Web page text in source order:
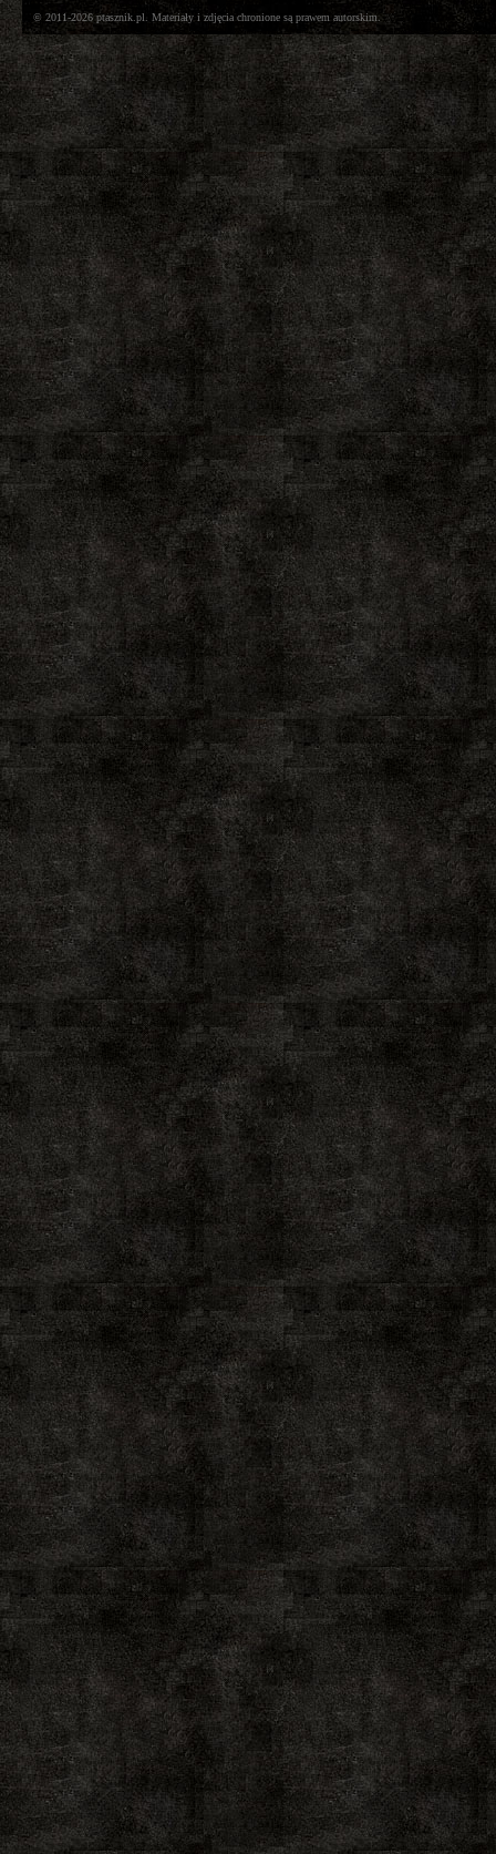
© 2011-2026 ptasznik.pl. Materiały i zdjęcia chronione są prawem autorskim.